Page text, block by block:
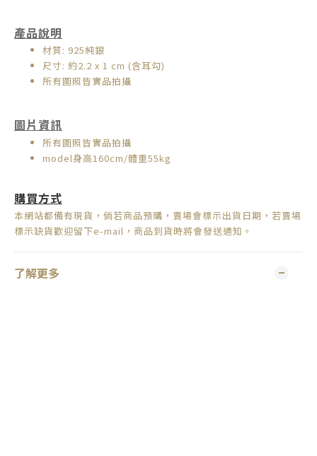
產品說明
材質: 925純銀
尺寸: 約2.2 x 1 cm (含耳勾)
所有圖照皆實品拍攝
圖片資訊
所有圖照皆實品拍攝
model身高160cm/體重55kg
購買方式
本網站都備有現貨，倘若商品預購，賣場會標示出貨日期， 若賣場
標示缺貨歡迎留下e-mail，商品到貨時將會發送通知。
了解更多